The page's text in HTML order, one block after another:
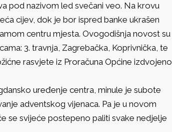
pod nazivom led svečani veo. Na krovu
cijev, dok je bor ispred banke ukrašen
centru mjesta. Ovogodišnja novost su
3. travnja, Zagrebačka, Koprivnička, te
rasvjete iz Proračuna Općine izdvojeno
uređenje centra, minule je subote
adventskog vijenaca. Pa je u novom
se svijeće postepeno paliti svake nedjelje